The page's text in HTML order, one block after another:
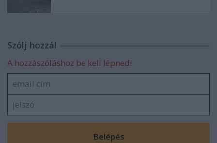
Szólj hozzá!
A hozzászóláshoz be kell lépned!